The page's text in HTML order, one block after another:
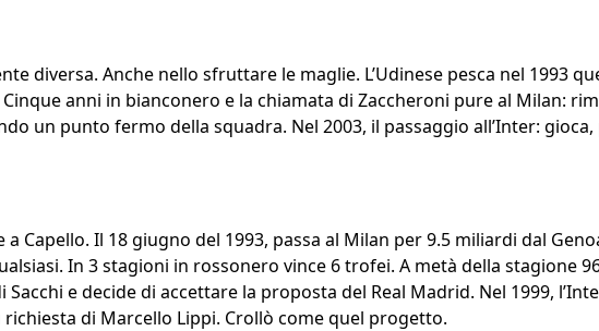
diversa. Anche nello sfruttare le maglie. L’Udinese pesca nel 1993
anni in bianconero e la chiamata di Zaccheroni pure al Milan:
un punto fermo della squadra. Nel 2003, il passaggio all’Inter:
a Capello. Il 18 giugno del 1993, passa al Milan per 9.5 miliardi dal
In 3 stagioni in rossonero vince 6 trofei. A metà della stagione
e decide di accettare la proposta del Real Madrid. Nel 1999,
di Marcello Lippi. Crollò come quel progetto.